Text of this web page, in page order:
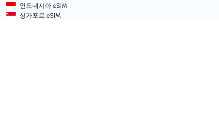
인도네시아 eSIM
싱가포르 eSIM